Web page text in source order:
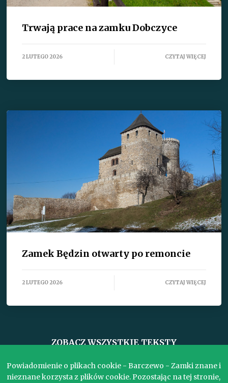
Trwają prace na zamku Dobczyce
2 LUTEGO 2026 CZYTAJ WIĘCEJ
Zamek Będzin otwarty po remoncie
2 LUTEGO 2026 CZYTAJ WIĘCEJ
ZOBACZ WSZYSTKIE TEKSTY
Powiadomienie o plikach cookie - Barczewo - Zamki znane i
nieznane korzysta z plików cookie. Pozostając na tej stronie,